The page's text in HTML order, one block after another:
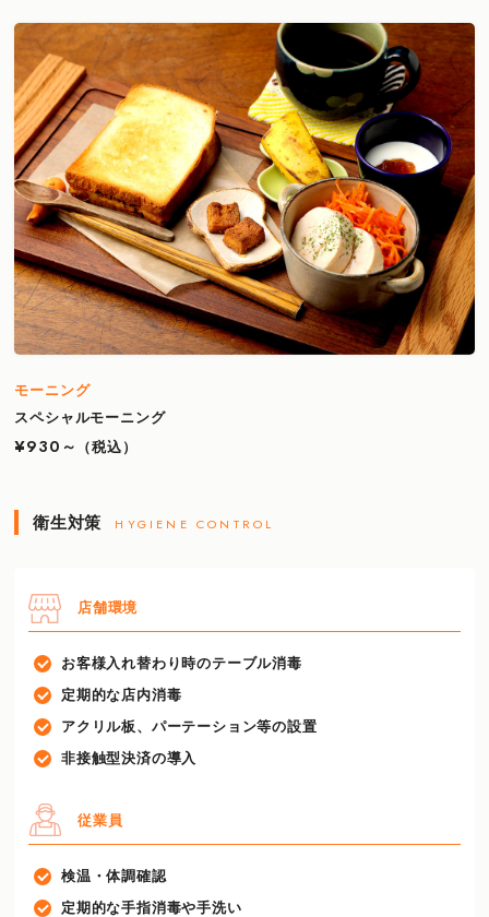
モーニング
スペシャルモーニング
¥930～
（税込）
衛生対策 HYGIENE CONTROL
店舗環境
お客様入れ替わり時のテーブル消毒
定期的な店内消毒
アクリル板、パーテーション等の設置
非接触型決済の導入
従業員
検温・体調確認
定期的な手指消毒や手洗い